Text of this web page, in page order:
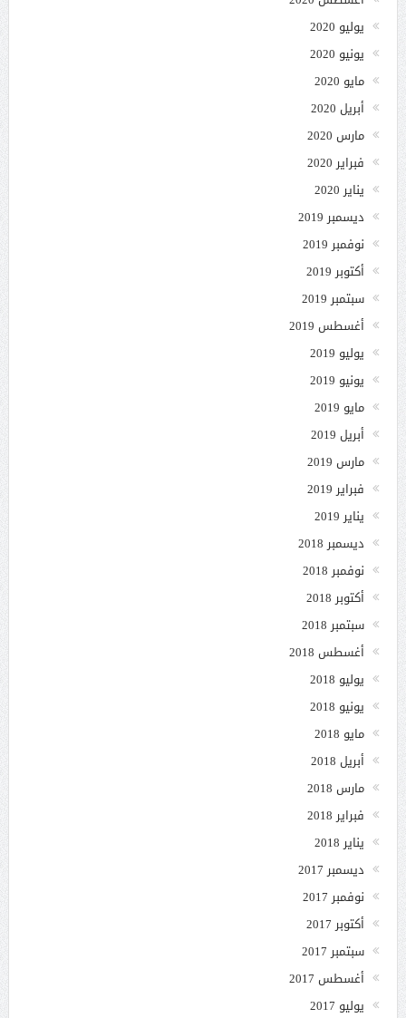
يوليو 2020
يونيو 2020
مايو 2020
أبريل 2020
مارس 2020
فبراير 2020
يناير 2020
ديسمبر 2019
نوفمبر 2019
أكتوبر 2019
سبتمبر 2019
أغسطس 2019
يوليو 2019
يونيو 2019
مايو 2019
أبريل 2019
مارس 2019
فبراير 2019
يناير 2019
ديسمبر 2018
نوفمبر 2018
أكتوبر 2018
سبتمبر 2018
أغسطس 2018
يوليو 2018
يونيو 2018
مايو 2018
أبريل 2018
مارس 2018
فبراير 2018
يناير 2018
ديسمبر 2017
نوفمبر 2017
أكتوبر 2017
سبتمبر 2017
أغسطس 2017
يوليو 2017